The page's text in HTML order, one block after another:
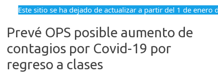
Este sitio se ha dejado de actualizar a partir del 1 de enero
Prevé OPS posible aumento de
contagios por Covid-19 por
regreso a clases